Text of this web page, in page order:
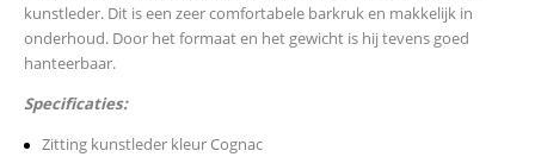
kunstleder. Dit is een zeer comfortabele barkruk en makkelijk in
onderhoud. Door het formaat en het gewicht is hij tevens goed
hanteerbaar.
Specificaties:
Zitting kunstleder kleur Cognac